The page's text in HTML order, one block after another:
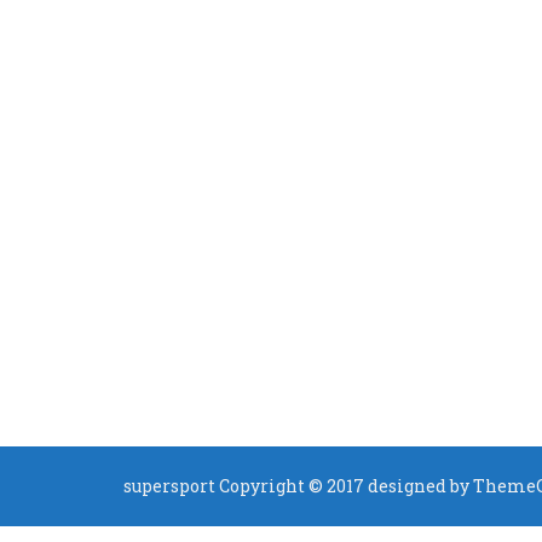
supersport Copyright © 2017 designed by